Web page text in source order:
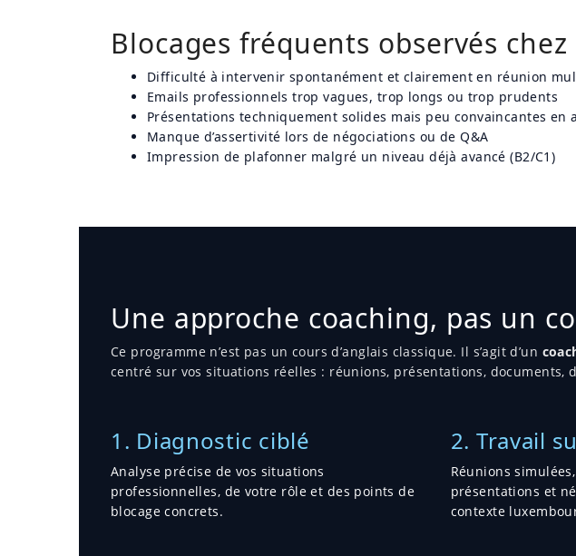
Blocages fréquents observés
Difficulté à intervenir spontanément et clairement en réunion
Emails professionnels trop vagues, trop longs ou trop prudents
Présentations techniquement solides mais peu convaincantes en
Manque d’assertivité lors de négociations ou de Q&A
Impression de plafonner malgré un niveau déjà avancé (B2/C1)
Une approche coaching, pas un
Ce programme n’est pas un cours d’anglais classique. Il s’agit d’un
centré sur vos situations réelles : réunions, présentations, documents,
1. Diagnostic ciblé
Analyse précise de vos situations
professionnelles, de votre rôle et des points de
blocage concrets.
2. Travail
Réunions
présentations et
contexte